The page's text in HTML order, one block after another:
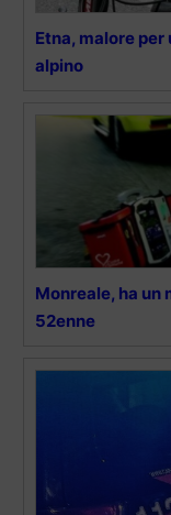
Etna, malore
alpino
Monreale, ha un
52enne